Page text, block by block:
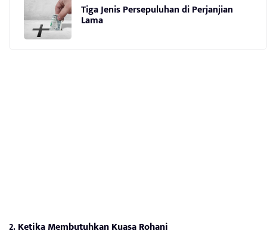
Tiga Jenis Persepuluhan di Perjanjian
Lama
2.Ketika Membutuhkan Kuasa Rohani